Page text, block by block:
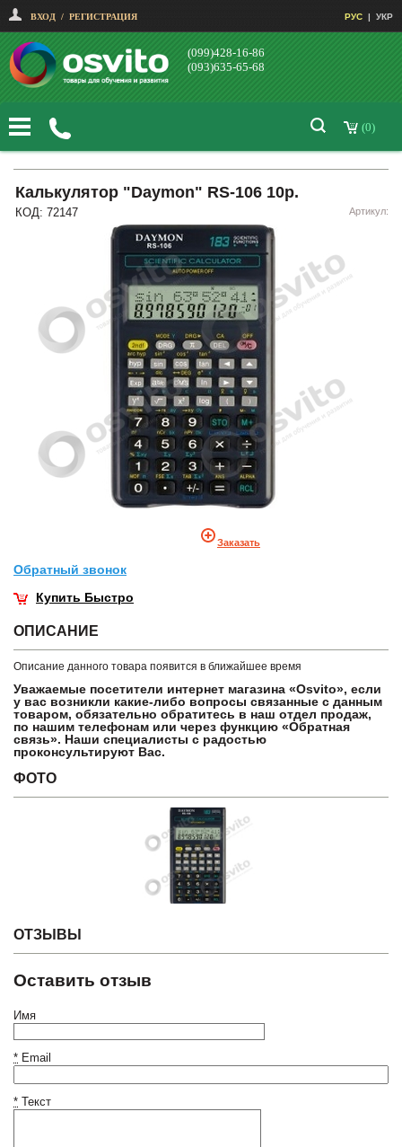
ВХОД / РЕГИСТРАЦИЯ РУС | УКР
(099)428-16-86
(093)635-65-68
(0)
Калькулятор "Daymon" RS-106 10р.
КОД: 72147 Артикул:
Заказать
Обратный звонок
Купить Быстро
ОПИСАНИЕ
Описание данного товара появится в ближайшее время
Уважаемые посетители интернет магазина «Osvito», если
у вас возникли какие-либо вопросы связанные с данным
товаром, обязательно обратитесь в наш отдел продаж,
по нашим телефонам или через функцию «Обратная
связь». Наши специалисты с радостью
проконсультируют Вас.
ФОТО
ОТЗЫВЫ
Оставить отзыв
Имя
* Email
* Текст